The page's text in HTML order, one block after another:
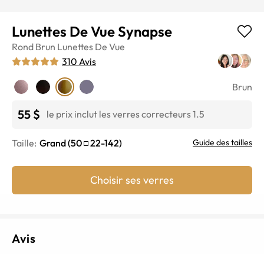
Lunettes De Vue Synapse
Rond Brun Lunettes De Vue
310 Avis
Brun
55 $ le prix inclut les verres correcteurs 1.5
Taille: Grand(50 22-142) Guide des tailles
Choisir ses verres
Avis